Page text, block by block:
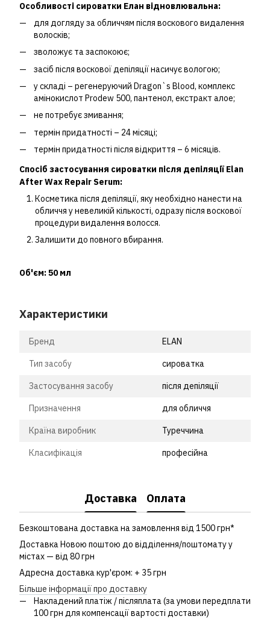
Особливості сироватки Елан відновлювальна:
для догляду за обличчям після воскового видалення
волосків;
зволожує та заспокоює;
засіб після воскової депіляції насичує вологою;
у складі – регенеруючий Dragon`s Blood, комплекс
амінокислот Prodew 500, пантенол, екстракт алое;
не потребує змивання;
термін придатності – 24 місяці;
термін придатності після відкриття – 6 місяців.
Спосіб застосування сироватки після депіляції Elan
After Wax Repair Serum:
Косметика після депіляції, яку необхідно нанести на
обличчя у невеликій кількості, одразу після воскової
процедури видалення волосся.
Залишити до повного вбирання.
Об'єм: 50 мл
Характеристики
Бренд ELAN
Тип засобу сироватка
Застосування засобу після депіляції
Призначення для обличчя
Країна виробник Туреччина
Класифікація професійна
Доставка Оплата
Безкоштована доставка на замовлення від 1500 грн*
Доставка Новою поштою до відділення/поштомату у
містах — від 80 грн
Адресна доставка кур'єром: + 35 грн
Більше інформації про доставку
Накладений платіж / післяплата (за умови передплати
100 грн для компенсації вартості доставки)